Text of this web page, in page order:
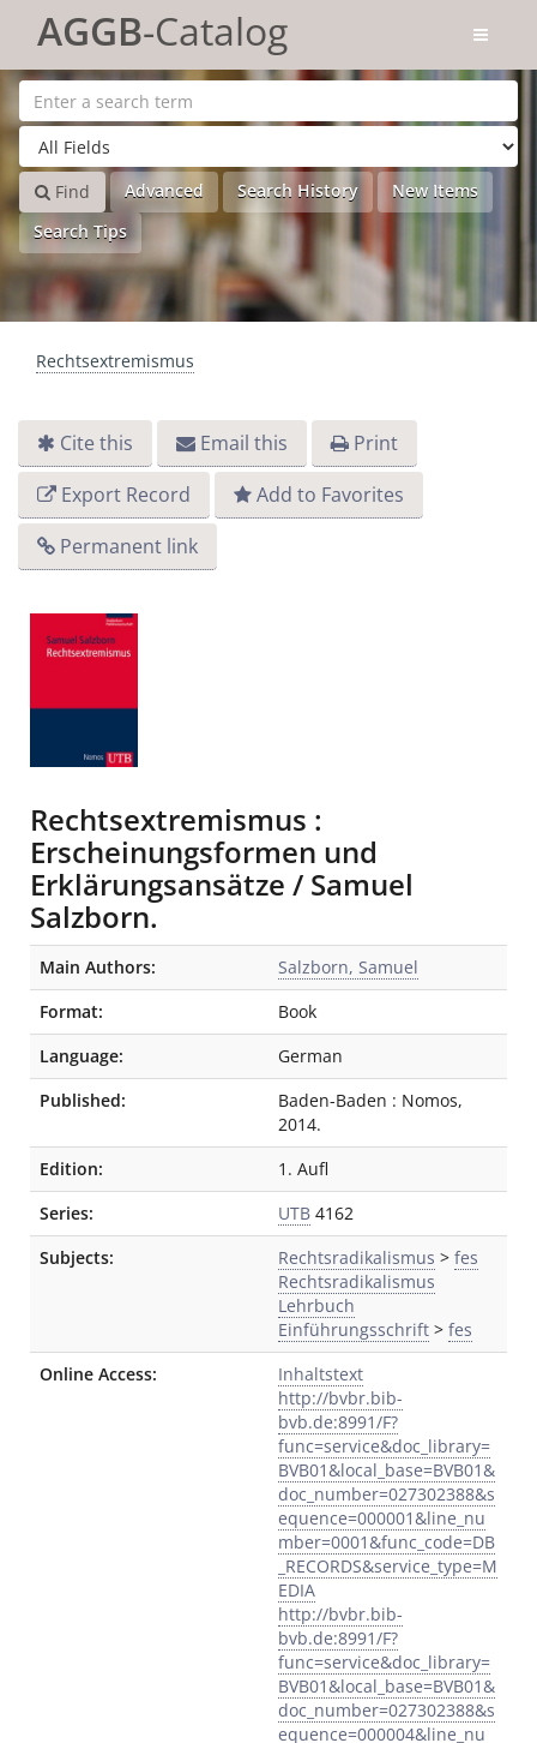
AGGB-Catalog
Find Advanced Search History
New Items
Search Tips
Rechtsextremismus
Cite this Email this
Print
Export Record
Add to Favorites
Permanent link
Rechtsextremismus :
Erscheinungsformen und
Erklärungsansätze / Samuel
Salzborn.
Bibliographic Details
Main Authors:
Salzborn, Samuel
Format:
Book
Language:
German
Published:
Baden-Baden : Nomos,
2014.
Edition:
1. Aufl
Series:
UTB 4162
Subjects:
Rechtsradikalismus > fes
Rechtsradikalismus
Lehrbuch
Einführungsschrift > fes
Online Access:
Inhaltstext
http://bvbr.bib-
bvb.de:8991/F?
func=service&doc_library=
BVB01&local_base=BVB01&
doc_number=027302388&s
equence=000001&line_nu
mber=0001&func_code=DB
_RECORDS&service_type=M
EDIA
http://bvbr.bib-
bvb.de:8991/F?
func=service&doc_library=
BVB01&local_base=BVB01&
doc_number=027302388&s
equence=000004&line_nu